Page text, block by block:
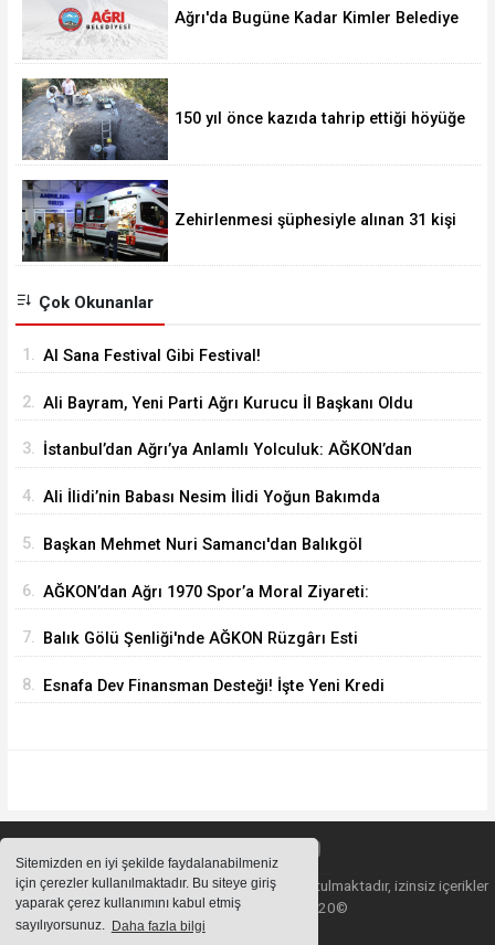
Sitemizden en iyi şekilde faydalanabilmeniz
için çerezler kullanılmaktadır. Bu siteye giriş
yaparak çerez kullanımını kabul etmiş
sayılıyorsunuz. Daha fazla bilgi
Ağrı'da Bugüne Kadar Kimler Belediye
150 yıl önce kazıda tahrip ettiği höyüğe
Zehirlenmesi şüphesiyle alınan 31 kişi
Çok Okunanlar
1. Al Sana Festival Gibi Festival!
2. Ali Bayram, Yeni Parti Ağrı Kurucu İl Başkanı Oldu
3. İstanbul’dan Ağrı’ya Anlamlı Yolculuk: AĞKON’dan
4. Ali İlidi’nin Babası Nesim İlidi Yoğun Bakımda
5. Başkan Mehmet Nuri Samancı'dan Balıkgöl
6. AĞKON’dan Ağrı 1970 Spor’a Moral Ziyareti:
7. Balık Gölü Şenliği'nde AĞKON Rüzgârı Esti
8. Esnafa Dev Finansman Desteği! İşte Yeni Kredi
Sitemizde bulunan içeriklerin tüm hakları saklı tutulmaktadır, izinsiz içerikler
kullanılamaz. Copyright 2020©